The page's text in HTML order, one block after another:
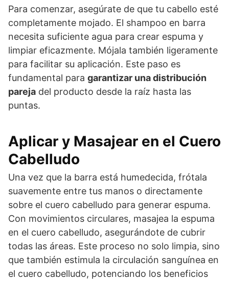
Para comenzar, asegúrate de que tu cabello esté
completamente mojado. El shampoo en barra
necesita suficiente agua para crear espuma y
limpiar eficazmente. Mójala también ligeramente
para facilitar su aplicación. Este paso es
fundamental para garantizar una distribución
pareja del producto desde la raíz hasta las
puntas.
Aplicar y Masajear en el Cuero
Cabelludo
Una vez que la barra está humedecida, frótala
suavemente entre tus manos o directamente
sobre el cuero cabelludo para generar espuma.
Con movimientos circulares, masajea la espuma
en el cuero cabelludo, asegurándote de cubrir
todas las áreas. Este proceso no solo limpia, sino
que también estimula la circulación sanguínea en
el cuero cabelludo, potenciando los beneficios